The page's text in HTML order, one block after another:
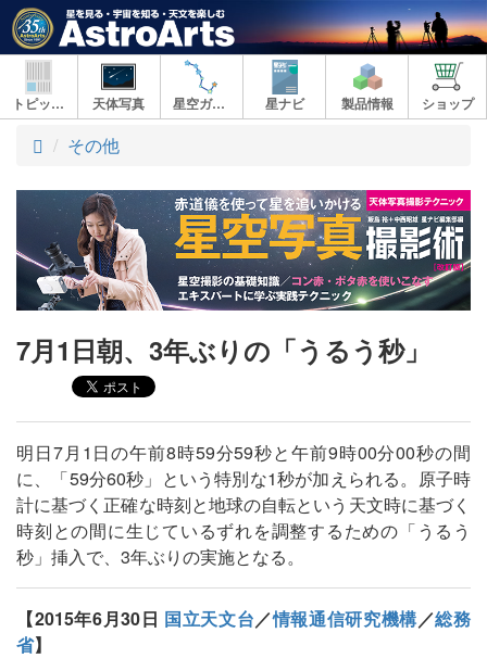
トピックス 天体写真 星空ガイド 星ナビ 製品情報 ショップ
ト
プ
その他
7月1日朝、3年ぶりの「うるう秒」
明日7月1日の午前8時59分59秒と午前9時00分00秒の間
に、「59分60秒」という特別な1秒が加えられる。原子時
計に基づく正確な時刻と地球の自転という天文時に基づく
時刻との間に生じているずれを調整するための「うるう
秒」挿入で、3年ぶりの実施となる。
【2015年6月30日 国立天文台／情報通信研究機構／総務
省】